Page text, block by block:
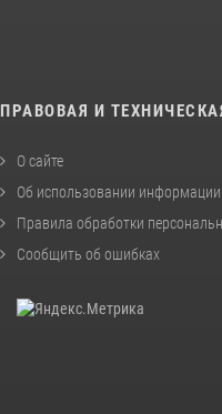
ПРАВОВАЯ И
О сайте
Об использовании информации
Правила обработки
Сообщить об ошибках